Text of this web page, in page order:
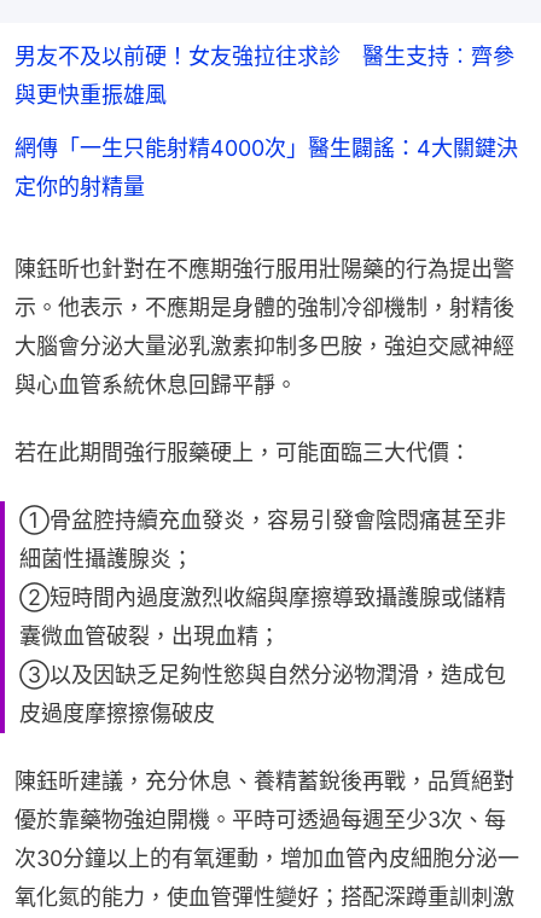
男友不及以前硬！女友強拉往求診 醫生支持︰齊參
與更快重振雄風
網傳「一生只能射精4000次」醫生闢謠：4大關鍵決
定你的射精量
陳鈺昕也針對在不應期強行服用壯陽藥的行為提出警
示。他表示，不應期是身體的強制冷卻機制，射精後
大腦會分泌大量泌乳激素抑制多巴胺，強迫交感神經
與心血管系統休息回歸平靜。
若在此期間強行服藥硬上，可能面臨三大代價：
①骨盆腔持續充血發炎，容易引發會陰悶痛甚至非
細菌性攝護腺炎；
②短時間內過度激烈收縮與摩擦導致攝護腺或儲精
囊微血管破裂，出現血精；
③以及因缺乏足夠性慾與自然分泌物潤滑，造成包
皮過度摩擦擦傷破皮
陳鈺昕建議，充分休息、養精蓄銳後再戰，品質絕對
優於靠藥物強迫開機。平時可透過每週至少3次、每
次30分鐘以上的有氧運動，增加血管內皮細胞分泌一
氧化氮的能力，使血管彈性變好；搭配深蹲重訓刺激